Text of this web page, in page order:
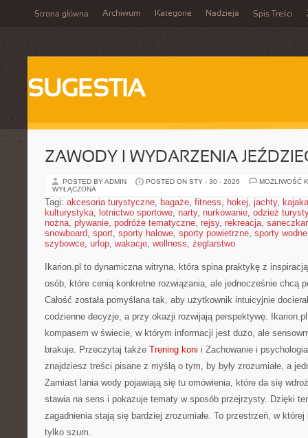
Strona główna Archiwum Kategorie Nadzieja Spis Treści
SUGESTIA
ZAWODY I WYDARZENIA
POSTED BY ADMIN POSTED ON STY - 30 - 2026
MOŻLIWOŚĆ
WYŁĄCZONA
Tagi: akcesoria turystyczne, bagaże, fitness, hokej, jachty,
kulturystyka, lotnictwo sportowe, narty, nurkowanie, odzież
nożna, pływanie, podróże tematyczne, rejsy, rekreacja,
snowboard, sport, sporty halowe, sporty powietrzne, sporty wodne
szybowce, urlop, wakacje, wellness, żeglarstwo
Ikarion.pl to dynamiczna witryna, która spina praktykę z
osób, które cenią konkretne rozwiązania, ale jednocześnie chcą
Całość została pomyślana tak, aby użytkownik intuicyjnie
codzienne decyzje, a przy okazji rozwijają perspektywę.
kompasem w świecie, w którym informacji jest dużo, ale
brakuje. Przeczytaj także Trening koni i Zachowanie i
znajdziesz treści pisane z myślą o tym, by były zrozumiałe, a
Zamiast lania wody pojawiają się tu omówienia, które da się
stawia na sens i pokazuje tematy w sposób przejrzysty. Dzięki
zagadnienia stają się bardziej zrozumiałe. To przestrzeń, w
tylko szum.